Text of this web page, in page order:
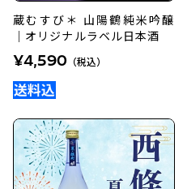
蔵むすび＊ 山陽鶴純米吟醸
｜オリジナルラベル日本酒
¥4,590 （税込）